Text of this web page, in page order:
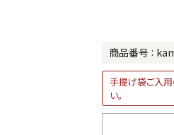
商品番号
手提げ袋ご入
い。